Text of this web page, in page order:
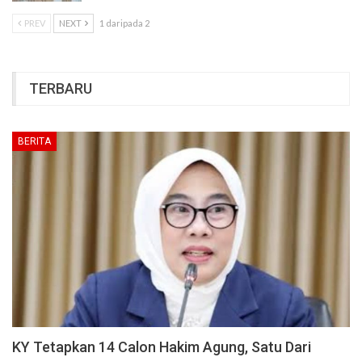
PREV NEXT 1 daripada 2
TERBARU
BERITA
KY Tetapkan 14 Calon Hakim Agung, Satu Dari